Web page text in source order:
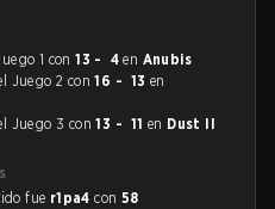
1 con13 - 4 en Anubis
Juego 2 con16 - 13 en
Juego 3 con13 - 11 en Dust II
fue r1pa4 con 58